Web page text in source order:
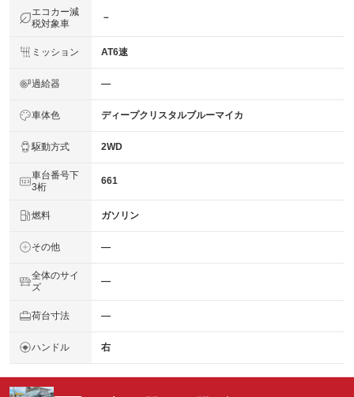
エコカー減
税対象車
－
ミッション AT6速
過給器 ―
車体色 ディープクリスタルブルーマイカ
駆動方式 2WD
車台番号下
3桁
661
燃料 ガソリン
その他 ―
全体のサイ
ズ
―
荷台寸法 ―
ハンドル 右